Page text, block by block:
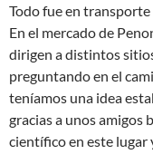
Todo fue en
En el mercado de
dirigen a distintos
preguntando en el
teníamos una idea
gracias a unos amigos
científico en este lugar